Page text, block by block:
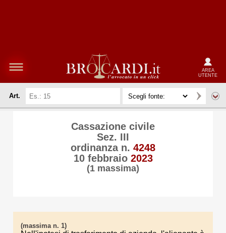
AREA
UTENTE
Art.
Cassazione civile
Sez. III
ordinanza n. 4248
10 febbraio 2023
(1 massima)
(massima n. 1)